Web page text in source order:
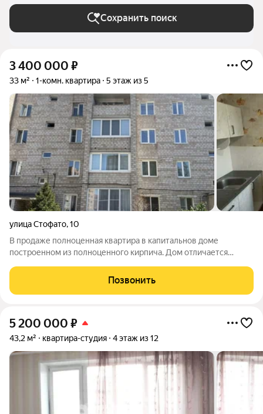
Сохранить поиск
3 400 000 ₽
33 м² 1-комн. квартира 5 этаж из 5
улица Стофато,10
В продаже полноценная квартира в капитальнов доме
построенном из полноценного кирпича. Дом отличается
тихом спокойном месте. удобный пятый этаж, где с верху вам
не будут прыгать и бегать соседи.
Позвонить
5 200 000 ₽
43,2 м² квартира-студия 4 этаж из 12